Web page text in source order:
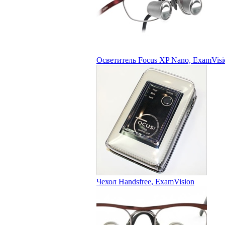
Осветитель Focus XP Nano,
Чехол Handsfree, ExamVision